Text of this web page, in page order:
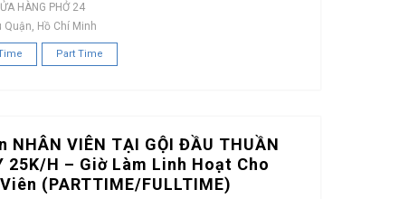
HÀNG PHỞ 24
Quận, Hồ Chí Minh
Part Time
NHÂN VIÊN TẠI GỘI ĐẦU THUẦN
25K/H – Giờ Làm Linh Hoạt Cho
(PARTTIME/FULLTIME)